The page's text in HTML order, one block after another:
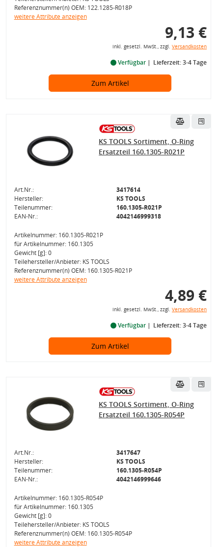
Referenznummer(n) OEM: 122.1285-R018P
weitere Attribute anzeigen
9,13 €
inkl. gesetzl. MwSt., zzgl. Versandkosten
Verfügbar Lieferzeit: 3-4 Tage
Zum Artikel
KS TOOLS Sortiment, O-Ring
Ersatzteil 160.1305-R021P
Art.Nr.:
3417614
Hersteller:
KS TOOLS
Teilenummer:
160.1305-R021P
EAN-Nr.:
4042146999318
Artikelnummer: 160.1305-R021P
für Artikelnummer: 160.1305
Gewicht [g]: 0
Teilehersteller/Anbieter: KS TOOLS
Referenznummer(n) OEM: 160.1305-R021P
weitere Attribute anzeigen
4,89 €
inkl. gesetzl. MwSt., zzgl. Versandkosten
Verfügbar Lieferzeit: 3-4 Tage
Zum Artikel
KS TOOLS Sortiment, O-Ring
Ersatzteil 160.1305-R054P
Art.Nr.:
3417647
Hersteller:
KS TOOLS
Teilenummer:
160.1305-R054P
EAN-Nr.:
4042146999646
Artikelnummer: 160.1305-R054P
für Artikelnummer: 160.1305
Gewicht [g]: 0
Teilehersteller/Anbieter: KS TOOLS
Referenznummer(n) OEM: 160.1305-R054P
weitere Attribute anzeigen